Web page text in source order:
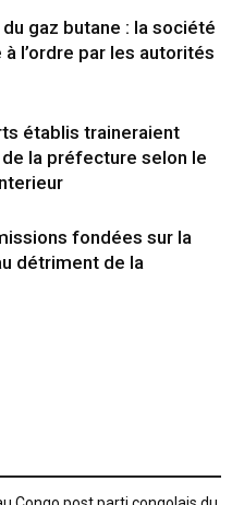
gaz butane : la société
à l’ordre par les autorités
établis traineraient
la préfecture selon le
fondées sur la
détriment de la